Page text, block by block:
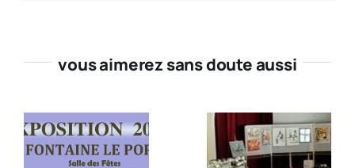
vous aimerez sans doute aussi